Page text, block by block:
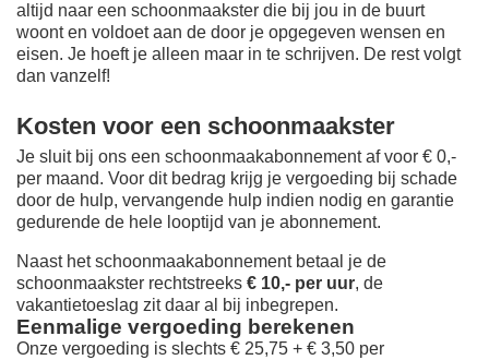
altijd naar een schoonmaakster die bij jou in de buurt
woont en voldoet aan de door je opgegeven wensen en
eisen. Je hoeft je alleen maar in te schrijven. De rest volgt
dan vanzelf!
Kosten voor een schoonmaakster
Je sluit bij ons een schoonmaakabonnement af voor € 0,-
per maand. Voor dit bedrag krijg je vergoeding bij schade
door de hulp, vervangende hulp indien nodig en garantie
gedurende de hele looptijd van je abonnement.
Naast het schoonmaakabonnement betaal je de
schoonmaakster rechtstreeks € 10,- per uur, de
vakantietoeslag zit daar al bij inbegrepen.
Eenmalige vergoeding berekenen
Onze vergoeding is slechts € 25,75 + € 3,50 per